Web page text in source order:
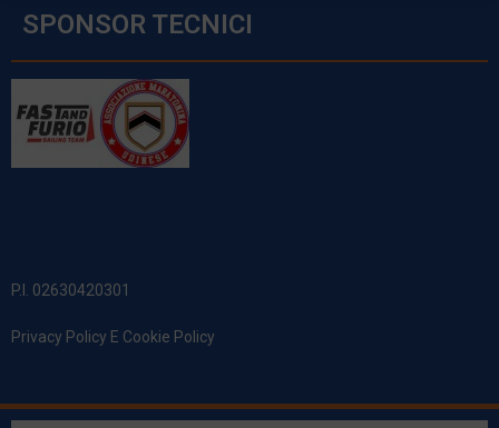
SPONSOR TECNICI
P.I. 02630420301
Privacy Policy E Cookie Policy